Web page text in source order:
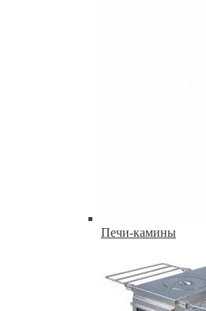
Печи-камины